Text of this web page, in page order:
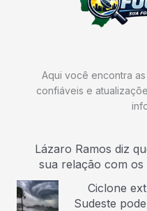
Aqui você encontra
confiáveis e
Lázaro Ramos diz
sua relação com
Ciclone
Sudeste